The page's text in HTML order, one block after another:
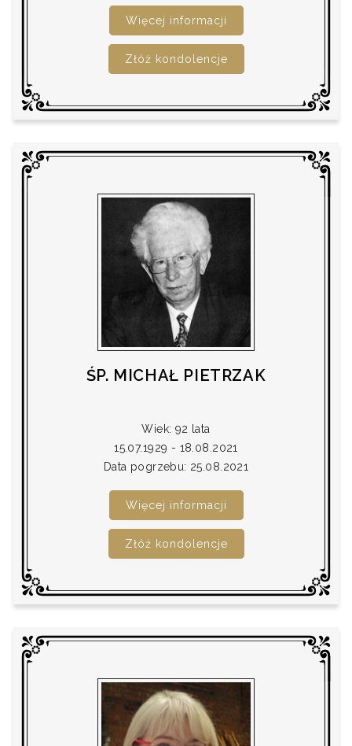
Więcej informacji
Złóż kondolencje
ŚP. MICHAŁ PIETRZAK
Wiek: 92 lata
15.07.1929 - 18.08.2021
Data pogrzebu: 25.08.2021
Więcej informacji
Złóż kondolencje